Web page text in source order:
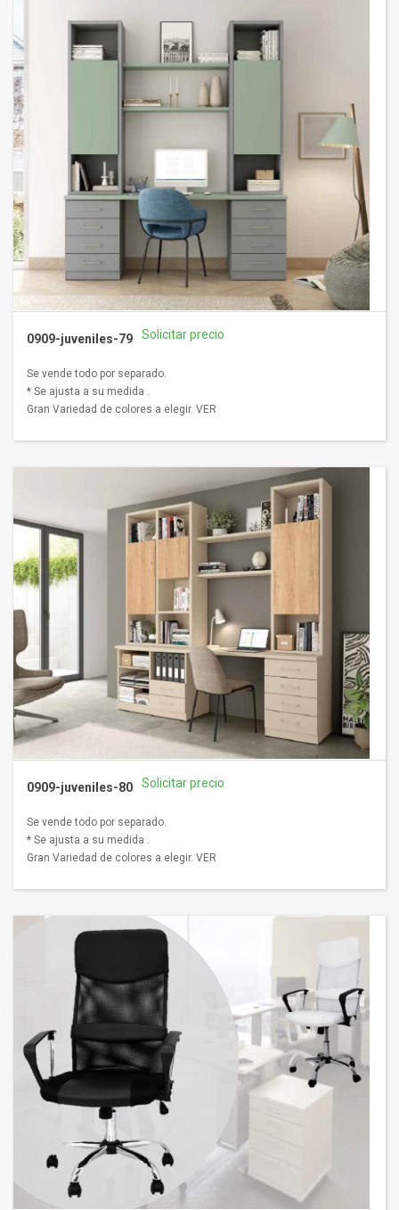
0909-juveniles-79 Solicitar precio
Se vende todo por separado.
* Se ajusta a su medida .
Gran Variedad de colores a elegir. VER
0909-juveniles-80 Solicitar precio
Se vende todo por separado.
* Se ajusta a su medida .
Gran Variedad de colores a elegir. VER